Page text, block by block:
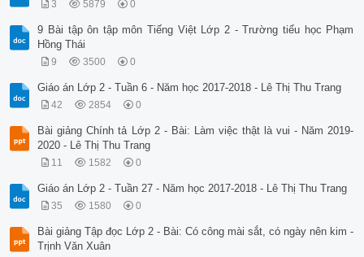
3 5879 0
9 Bài tập ôn tập môn Tiếng Việt Lớp 2 - Trường tiểu học Phạm
Hồng Thái
9 3500 0
Giáo án Lớp 2 - Tuần 6 - Năm học 2017-2018 - Lê Thị Thu Trang
42 2854 0
Bài giảng Chính tả Lớp 2 - Bài: Làm việc thật là vui - Năm 2019-
2020 - Lê Thị Thu Trang
11 1582 0
Giáo án Lớp 2 - Tuần 27 - Năm học 2017-2018 - Lê Thị Thu Trang
35 1580 0
Bài giảng Tập đọc Lớp 2 - Bài: Có công mài sắt, có ngày nên kim -
Trịnh Văn Xuân